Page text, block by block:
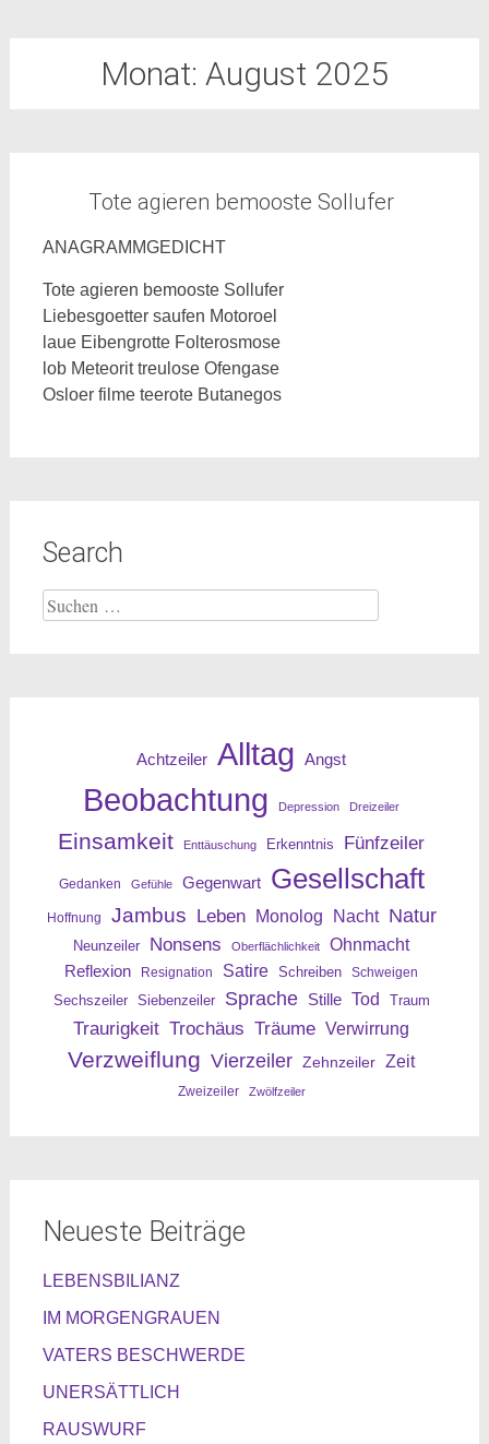
Monat: August 2025
Tote agieren bemooste Sollufer
ANAGRAMMGEDICHT
Tote agieren bemooste Sollufer
Liebesgoetter saufen Motoroel
laue Eibengrotte Folterosmose
lob Meteorit treulose Ofengase
Osloer filme teerote Butanegos
Search
Suche
nach:
Achtzeiler Alltag Angst
Beobachtung Depression Dreizeiler
Einsamkeit Enttäuschung Erkenntnis Fünfzeiler
Gedanken Gefühle Gegenwart Gesellschaft
Hoffnung Jambus Leben Monolog Nacht Natur
Neunzeiler Nonsens Oberflächlichkeit
Ohnmacht
Reflexion
Resignation Satire Schreiben Schweigen
Sechszeiler Siebenzeiler Sprache Stille Tod Traum
Traurigkeit Trochäus Träume Verwirrung
Verzweiflung Vierzeiler Zehnzeiler Zeit
Zweizeiler Zwölfzeiler
Neueste Beiträge
LEBENSBILIANZ
IM MORGENGRAUEN
VATERS BESCHWERDE
UNERSÄTTLICH
RAUSWURF